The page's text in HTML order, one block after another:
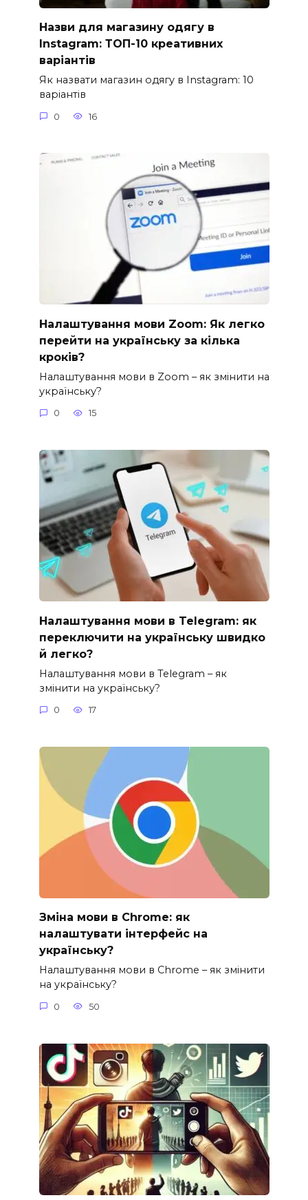
Назви для магазину одягу в
Instagram: ТОП-10 креативних
варіантів
Як назвати магазин одягу в Instagram: 10
варіантів
0 16
Налаштування мови Zoom: Як легко
перейти на українську за кілька
кроків?
Налаштування мови в Zoom – як змінити на
українську?
0 15
Налаштування мови в Telegram: як
переключити на українську швидко
й легко?
Налаштування мови в Telegram – як
змінити на українську?
0 17
Зміна мови в Chrome: як
налаштувати інтерфейс на
українську?
Налаштування мови в Chrome – як змінити
на українську?
0 50